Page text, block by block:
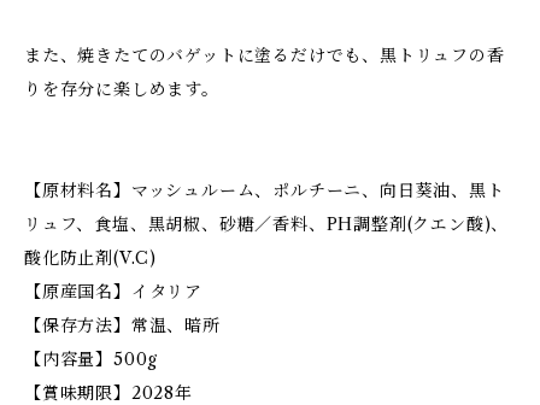
また、焼きたてのバゲットに塗るだけでも、黒トリュフの香
りを存分に楽しめます。
【原材料名】マッシュルーム、ポルチーニ、向日葵油、黒ト
リュフ、食塩、黒胡椒、砂糖／香料、PH調整剤(クエン酸)、
酸化防止剤(V.C)
【原産国名】イタリア
【保存方法】常温、暗所
【内容量】500g
【賞味期限】2028年